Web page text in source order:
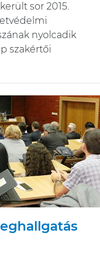
sor 2015.
nyolcadik
szakértői